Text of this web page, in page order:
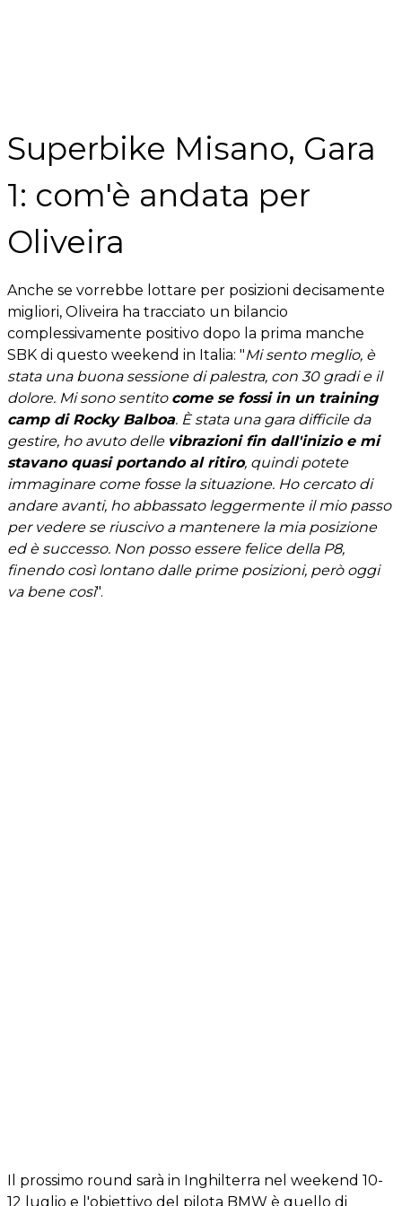
Superbike Misano, Gara
1: com'è andata per
Oliveira
Anche se vorrebbe lottare per posizioni decisamente
migliori, Oliveira ha tracciato un bilancio
complessivamente positivo dopo la prima manche
SBK di questo weekend in Italia: "Mi sento meglio, è
stata una buona sessione di palestra, con 30 gradi e il
dolore. Mi sono sentito come se fossi in un training
camp di Rocky Balboa. È stata una gara difficile da
gestire, ho avuto delle vibrazioni fin dall'inizio e mi
stavano quasi portando al ritiro, quindi potete
immaginare come fosse la situazione. Ho cercato di
andare avanti, ho abbassato leggermente il mio passo
per vedere se riuscivo a mantenere la mia posizione
ed è successo. Non posso essere felice della P8,
finendo così lontano dalle prime posizioni, però oggi
va bene così".
Il prossimo round sarà in Inghilterra nel weekend 10-
12 luglio e l'obiettivo del pilota BMW è quello di